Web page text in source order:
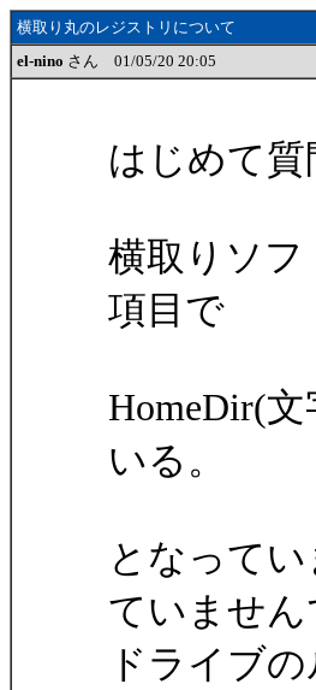
横取り丸のレジストリについて
el-nino さん 01/05/20 20:05
はじめて
横取りソ
項目で
HomeDir(
いる。
となって
ていません
ドライブ